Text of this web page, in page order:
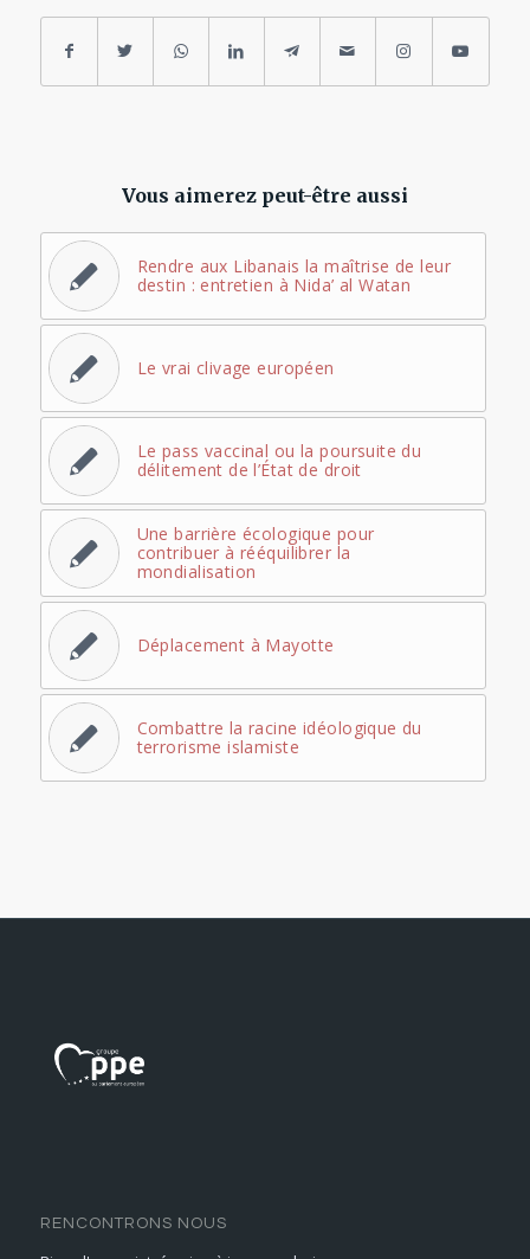
Vous aimerez peut-être aussi
Rendre aux Libanais la maîtrise de leur
destin : entretien à Nida’ al Watan
Le vrai clivage européen
Le pass vaccinal ou la poursuite du
délitement de l’État de droit
Une barrière écologique pour
contribuer à rééquilibrer la
mondialisation
Déplacement à Mayotte
Combattre la racine idéologique du
terrorisme islamiste
RENCONTRONS NOUS